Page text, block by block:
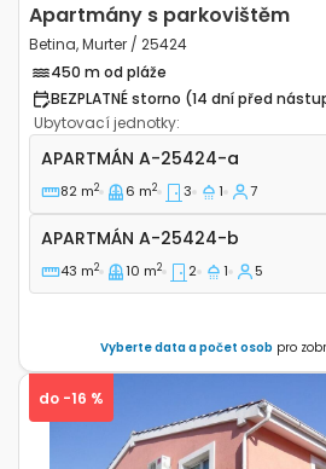
Apartmány s parkovištěm
Betina, Murter / 25424
450 m od pláže
BEZPLATNÉ storno (14 dní před
Ubytovací jednotky:
Třípokojový apartmán
APARTMÁN A-25424-a
82 m2 6 m2 3 1 7
Apartmán A-25424-b
APARTMÁN A-25424-b
43 m2 10 m2 2 1 5
Vyberte data a počet osob pro
do -16 %